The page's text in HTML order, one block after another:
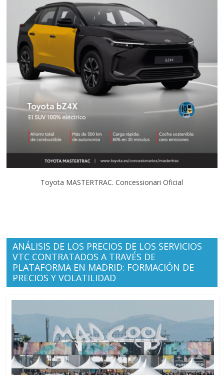
Toyota MASTERTRAC. Concessionari Oficial
ANÁLISIS DE LOS PRECIOS DE LOS SERVICIOS
VTC CONTRATADOS A TRAVÉS DE
PLATAFORMA EN MADRID: FORMACIÓN DE
PRECIOS Y VOLATILIDAD